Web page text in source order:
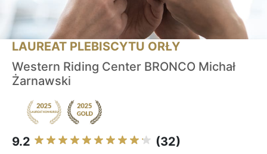
LAUREAT PLEBISCYTU ORŁY
Western Riding Center BRONCO Michał
Żarnawski
9.2 (32)